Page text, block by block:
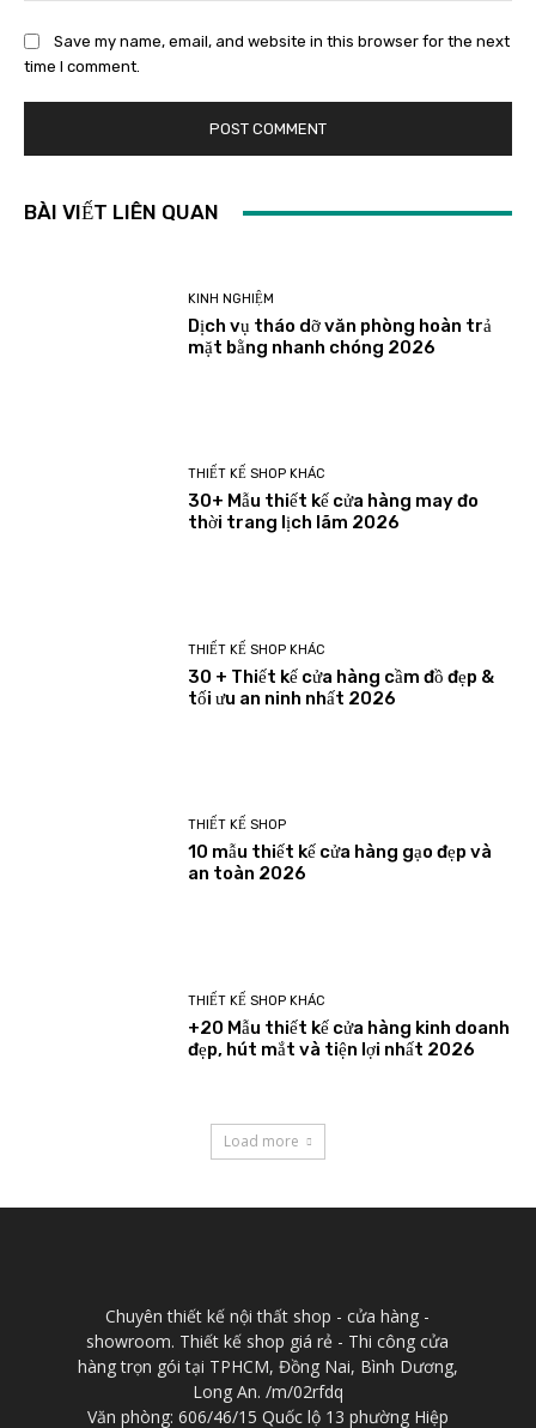
Save my name, email, and website in this browser for the next
time I comment.
BÀI VIẾT LIÊN QUAN
KINH NGHIỆM
Dịch vụ tháo dỡ văn phòng hoàn trả
mặt bằng nhanh chóng 2026
THIẾT KẾ SHOP KHÁC
30+ Mẫu thiết kế cửa hàng may đo
thời trang lịch lãm 2026
THIẾT KẾ SHOP KHÁC
30 + Thiết kế cửa hàng cầm đồ đẹp &
tối ưu an ninh nhất 2026
THIẾT KẾ SHOP
10 mẫu thiết kế cửa hàng gạo đẹp và
an toàn 2026
THIẾT KẾ SHOP KHÁC
+20 Mẫu thiết kế cửa hàng kinh doanh
đẹp, hút mắt và tiện lợi nhất 2026
Load more
Chuyên thiết kế nội thất shop - cửa hàng -
showroom. Thiết kế shop giá rẻ - Thi công cửa
hàng trọn gói tại TPHCM, Đồng Nai, Bình Dương,
Long An. /m/02rfdq
Văn phòng: 606/46/15 Quốc lộ 13 phường Hiệp